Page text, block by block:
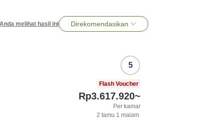
melihat hasil ini Direkomendasikan
5
Flash Voucher
Rp3.617.920~
Per kamar
2 tamu 1 malam